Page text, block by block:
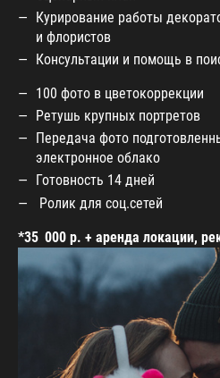
Курирование работы
и флористов
Консультации и помощь в
100 фото в цветокоррекции
Ретушь крупных портретов
Передача фото
электронное облако
Готовность 14 дней
Ролик для соц.сетей
*35 000 р. + аренда локации,